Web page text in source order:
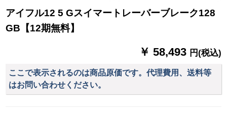
アイフル12 5 Gスイマートレーバーブレーク128
GB【12期無料】
￥ 58,493 円(税込)
ここで表示されるのは商品原価です。代理費用、送料等
はお問い合わせください。